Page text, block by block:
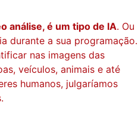
análise, é um tipo de IA. Ou
durante a sua programação.
nas imagens das
veículos, animais e até
humanos, julgaríamos